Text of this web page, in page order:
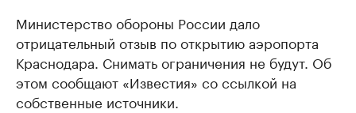
Министерство обороны России дало
отрицательный отзыв по открытию аэропорта
Краснодара. Снимать ограничения не будут. Об
этом сообщают «Известия» со ссылкой на
собственные источники.